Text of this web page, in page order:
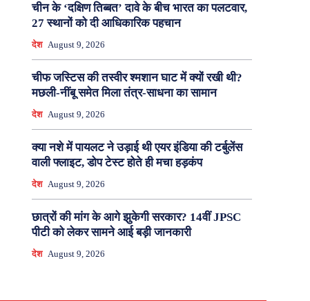
चीन के ‘दक्षिण तिब्बत’ दावे के बीच भारत का पलटवार,
27 स्थानों को दी आधिकारिक पहचान
देश August 9, 2026
चीफ जस्टिस की तस्वीर श्मशान घाट में क्यों रखी थी?
मछली-नींबू समेत मिला तंत्र-साधना का सामान
देश August 9, 2026
क्या नशे में पायलट ने उड़ाई थी एयर इंडिया की टर्बुलेंस
वाली फ्लाइट, डोप टेस्ट होते ही मचा हड़कंप
देश August 9, 2026
छात्रों की मांग के आगे झुकेगी सरकार? 14वीं JPSC
पीटी को लेकर सामने आई बड़ी जानकारी
देश August 9, 2026